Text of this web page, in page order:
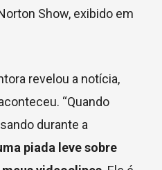
Show, exibido em
revelou a notícia,
“Quando
durante a
piada leve sobre